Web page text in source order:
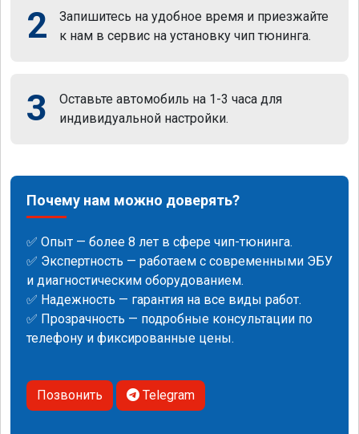
2
Запишитесь на удобное время и приезжайте
к нам в сервис на установку чип тюнинга.
3
Оставьте автомобиль на 1-3 часа для
индивидуальной настройки.
Почему нам можно доверять?
✅ Опыт — более 8 лет в сфере чип-тюнинга.
✅ Экспертность — работаем с современными ЭБУ
и диагностическим оборудованием.
✅ Надежность — гарантия на все виды работ.
✅ Прозрачность — подробные консультации по
телефону и фиксированные цены.
Позвонить Telegram